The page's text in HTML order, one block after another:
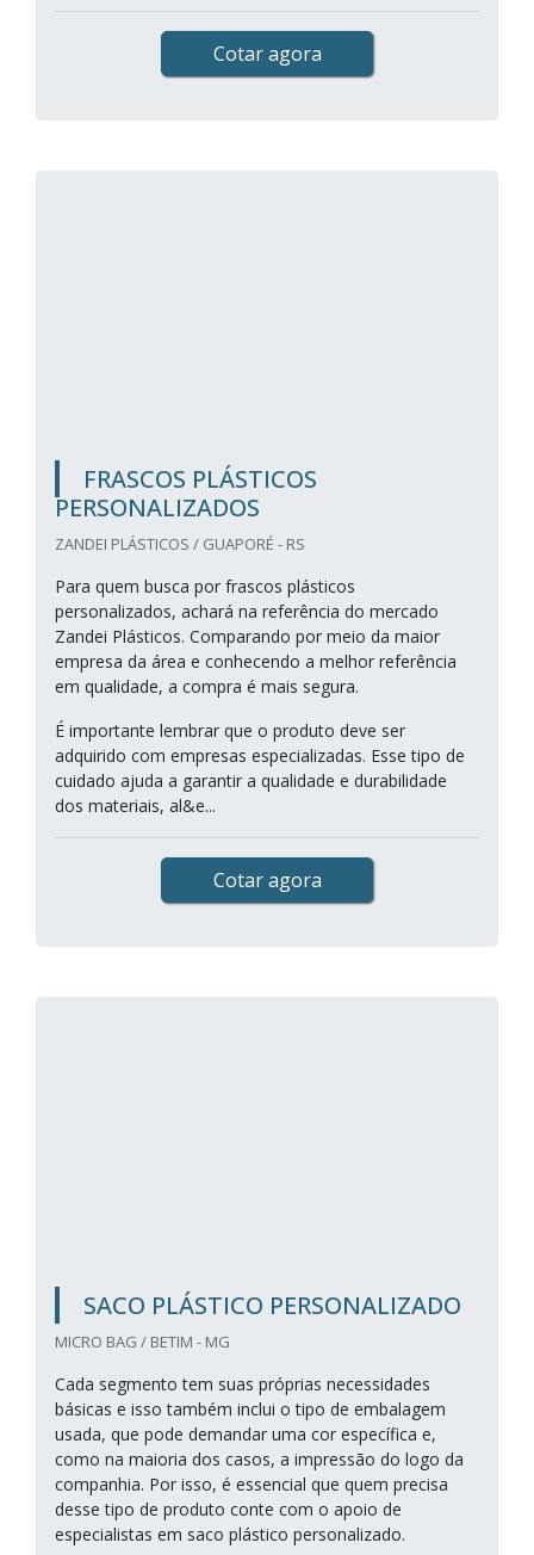
Cotar agora
FRASCOS PLÁSTICOS
PERSONALIZADOS
ZANDEI PLÁSTICOS / GUAPORÉ - RS
Para quem busca por frascos plásticos
personalizados, achará na referência do mercado
Zandei Plásticos. Comparando por meio da maior
empresa da área e conhecendo a melhor referência
em qualidade, a compra é mais segura.
É importante lembrar que o produto deve ser
adquirido com empresas especializadas. Esse tipo de
cuidado ajuda a garantir a qualidade e durabilidade
dos materiais, al&e...
Cotar agora
SACO PLÁSTICO PERSONALIZADO
MICRO BAG / BETIM - MG
Cada segmento tem suas próprias necessidades
básicas e isso também inclui o tipo de embalagem
usada, que pode demandar uma cor específica e,
como na maioria dos casos, a impressão do logo da
companhia. Por isso, é essencial que quem precisa
desse tipo de produto conte com o apoio de
especialistas em saco plástico personalizado.